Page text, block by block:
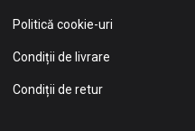
Politică cookie-uri
Condiții de livrare
Condiții de retur